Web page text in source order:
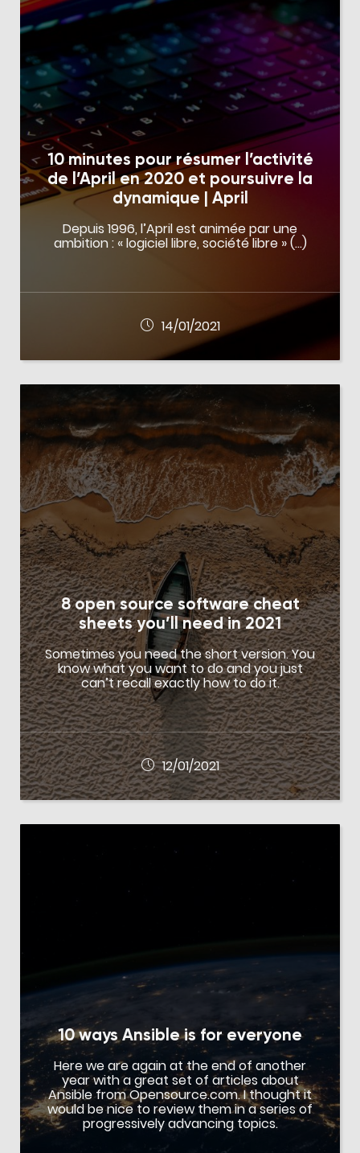
10 minutes pour résumer l’activité
de l’April en 2020 et poursuivre la
dynamique | April
Depuis 1996, l’April est animée par une
ambition : « logiciel libre, société libre » (…)
14/01/2021
8 open source software cheat
sheets you’ll need in 2021
Sometimes you need the short version. You
know what you want to do and you just
can’t recall exactly how to do it.
12/01/2021
10 ways Ansible is for everyone
Here we are again at the end of another
year with a great set of articles about
Ansible from Opensource.com. I thought it
would be nice to review them in a series of
progressively advancing topics.